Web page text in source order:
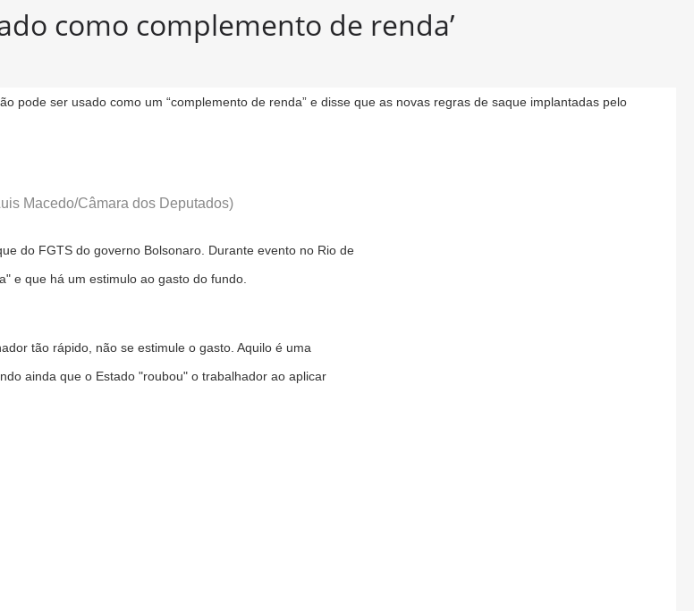
como complemento de renda’
pode ser usado como um “complemento de renda” e disse que as novas regras de saque implantadas pelo
Macedo/Câmara dos Deputados)
do FGTS do governo Bolsonaro. Durante evento no Rio de
e que há um estimulo ao gasto do fundo.
tão rápido, não se estimule o gasto. Aquilo é uma
ainda que o Estado "roubou" o trabalhador ao aplicar